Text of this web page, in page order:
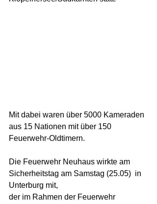
Mit dabei waren über 5000 Kameraden
aus 15 Nationen mit über 150
Feuerwehr-Oldtimern.
Die Feuerwehr Neuhaus wirkte am
Sicherheitstag am Samstag (25.05)  in
Unterburg mit,
der im Rahmen der Feuerwehr